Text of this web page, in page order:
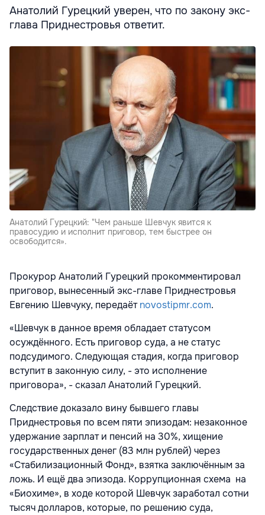
Анатолий Гурецкий уверен, что по закону экс-
глава Приднестровья ответит.
Анатолий Гурецкий: "Чем раньше Шевчук явится к
правосудию и исполнит приговор, тем быстрее он
освободится».
Прокурор Анатолий Гурецкий прокомментировал
приговор, вынесенный экс-главе Приднестровья
Евгению Шевчуку, передаётnovostipmr.com.
«Шевчук в данное время обладает статусом
осуждённого. Есть приговор суда, а не статус
подсудимого. Следующая стадия, когда приговор
вступит в законную силу, - это исполнение
приговора», - сказал Анатолий Гурецкий.
Следствие доказало вину бывшего главы
Приднестровья по всем пяти эпизодам: незаконное
удержание зарплат и пенсий на 30%, хищение
государственных денег (83 млн рублей) через
«Стабилизационный Фонд», взятка заключённым за
ложь. И ещё два эпизода. Коррупционная схема на
«Биохиме», в ходе которой Шевчук заработал сотни
тысяч долларов, которые, по решению суда,